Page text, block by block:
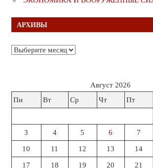
АРХИВЫ
Архивы
Август 2026
Пн
Вт Ср Чт Пт
3 4 5 6 7
10 11 12 13 14
17 18 19 20 21